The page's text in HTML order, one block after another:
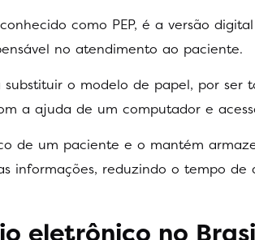
como PEP, é a versão
no atendimento ao paciente.
o modelo de papel, por ser
a ajuda de um computador e
de um paciente e o mantém
informações, reduzindo o tempo de
eletrônico no